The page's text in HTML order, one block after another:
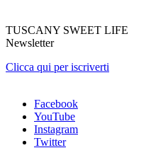
TUSCANY SWEET LIFE
Newsletter
Clicca qui per iscriverti
Facebook
YouTube
Instagram
Twitter